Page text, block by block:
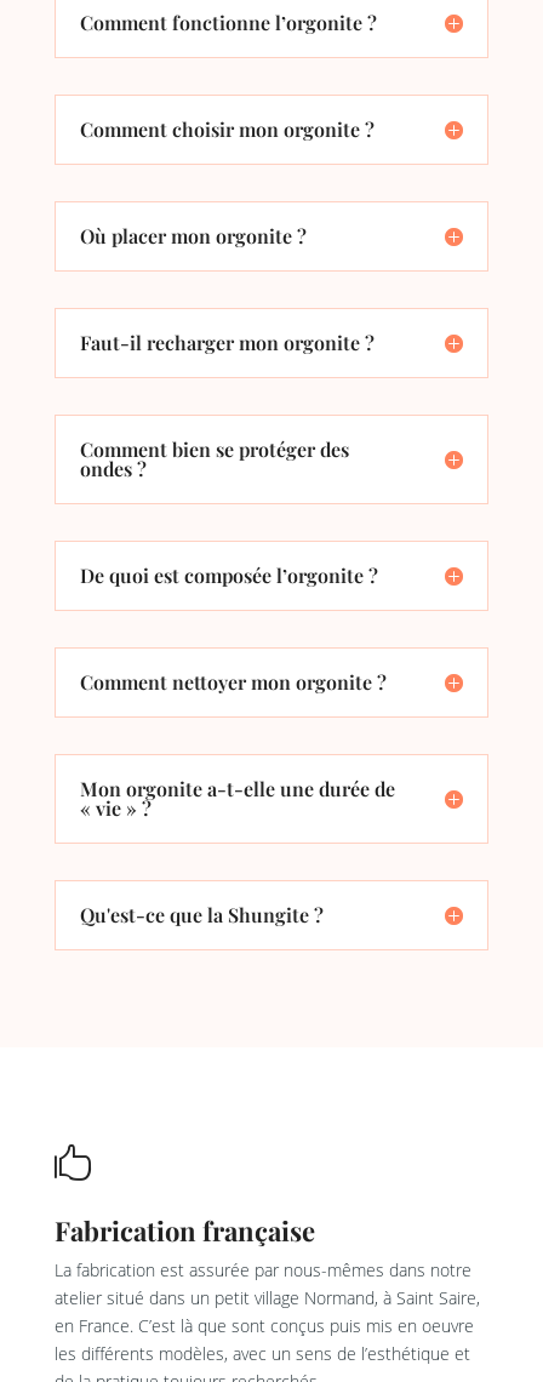
Comment fonctionne l’orgonite ?
Comment choisir mon orgonite ?
Où placer mon orgonite ?
Faut-il recharger mon orgonite ?
Comment bien se protéger des
ondes ?
De quoi est composée l’orgonite ?
Comment nettoyer mon orgonite ?
Mon orgonite a-t-elle une durée de
« vie » ?
Qu'est-ce que la Shungite ?

Fabrication française
La fabrication est assurée par nous-mêmes dans notre
atelier situé dans un petit village Normand, à Saint Saire,
en France. C’est là que sont conçus puis mis en oeuvre
les différents modèles, avec un sens de l’esthétique et